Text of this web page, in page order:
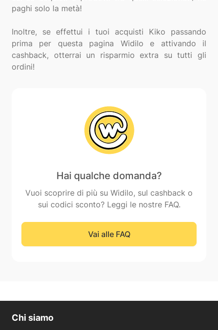
paghi solo la metà!
Inoltre, se effettui i tuoi acquisti Kiko passando
prima per questa pagina Widilo e attivando il
cashback, otterrai un risparmio extra su tutti gli
Hai qualche domanda?
Vuoi scoprire di più su Widilo, sul cashback o
sui codici sconto? Leggi le nostre FAQ.
Vai alle FAQ
Chi siamo